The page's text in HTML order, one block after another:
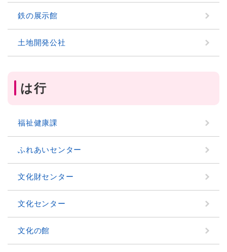
鉄の展示館
土地開発公社
は行
福祉健康課
ふれあいセンター
文化財センター
文化センター
文化の館